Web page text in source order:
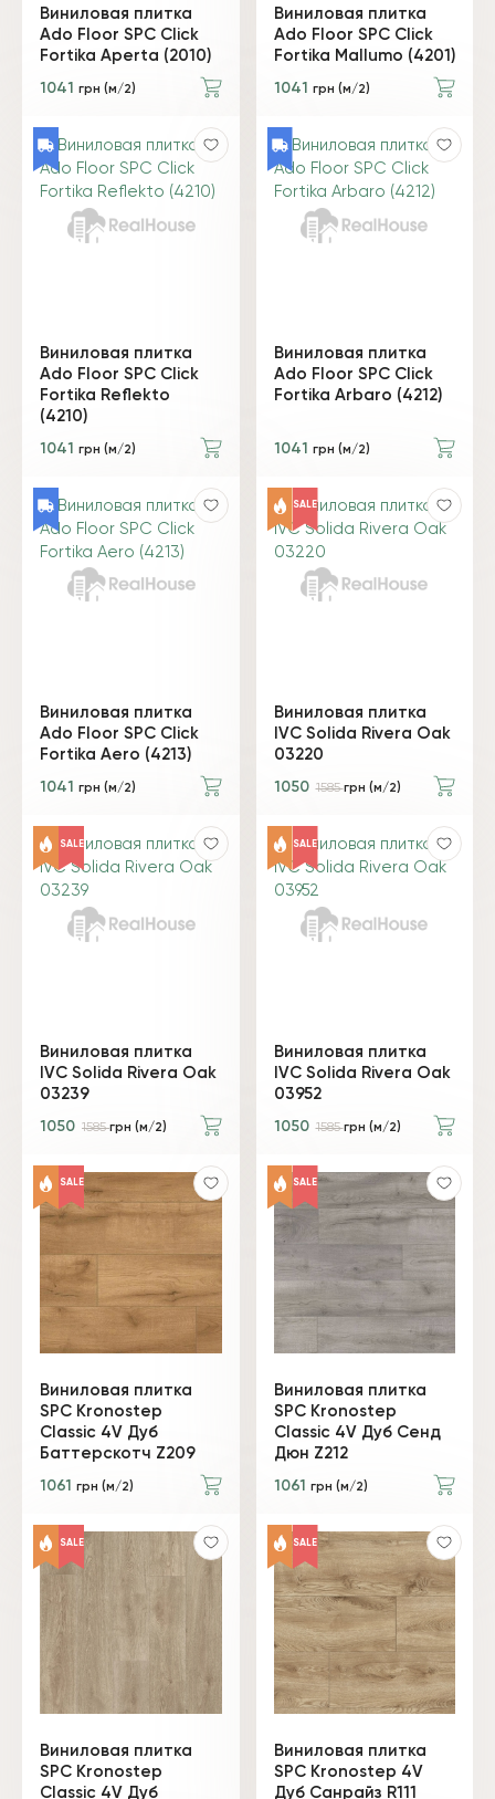
Виниловая плитка
Ado Floor SPC Click
Fortika Aperta (2010)
1041 грн (м/2)
Виниловая плитка
Ado Floor SPC Click
Fortika Mallumo (4201)
1041 грн (м/2)
Виниловая плитка
Ado Floor SPC Click
Fortika Reflekto
(4210)
1041 грн (м/2)
Виниловая плитка
Ado Floor SPC Click
Fortika Arbaro (4212)
1041 грн (м/2)
Виниловая плитка
Ado Floor SPC Click
Fortika Aero (4213)
1041 грн (м/2)
SALE
Виниловая плитка
IVC Solida Rivera Oak
03220
1050 1585грн (м/2)
SALE
Виниловая плитка
IVC Solida Rivera Oak
03239
1050 1585грн (м/2)
SALE
Виниловая плитка
IVC Solida Rivera Oak
03952
1050 1585грн (м/2)
SALE
Виниловая плитка
SPC Kronostep
Classic 4V Дуб
Баттерскотч Z209
1061 грн (м/2)
SALE
Виниловая плитка
SPC Kronostep
Classic 4V Дуб Сенд
Дюн Z212
1061 грн (м/2)
SALE
Виниловая плитка
SPC Kronostep
Classic 4V Дуб
SALE
Виниловая плитка
SPC Kronostep 4V
Дуб Санрайз R111